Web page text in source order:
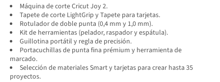
Máquina de corte Cricut Joy 2.
Tapete de corte LightGrip y Tapete para tarjetas.
Rotulador de doble punta (0,4 mm y 1,0 mm).
Kit de herramientas (pelador, raspador y espátula).
Guillotina portátil y regla de precisión.
Portacuchillas de punta fina prémium y herramienta de
marcado.
Selección de materiales Smart y tarjetas para crear hasta 35
proyectos.